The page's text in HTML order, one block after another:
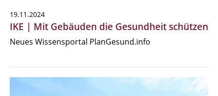
19.11.2024
IKE | Mit Gebäuden die Gesundheit schützen
Neues Wissensportal PlanGesund.info